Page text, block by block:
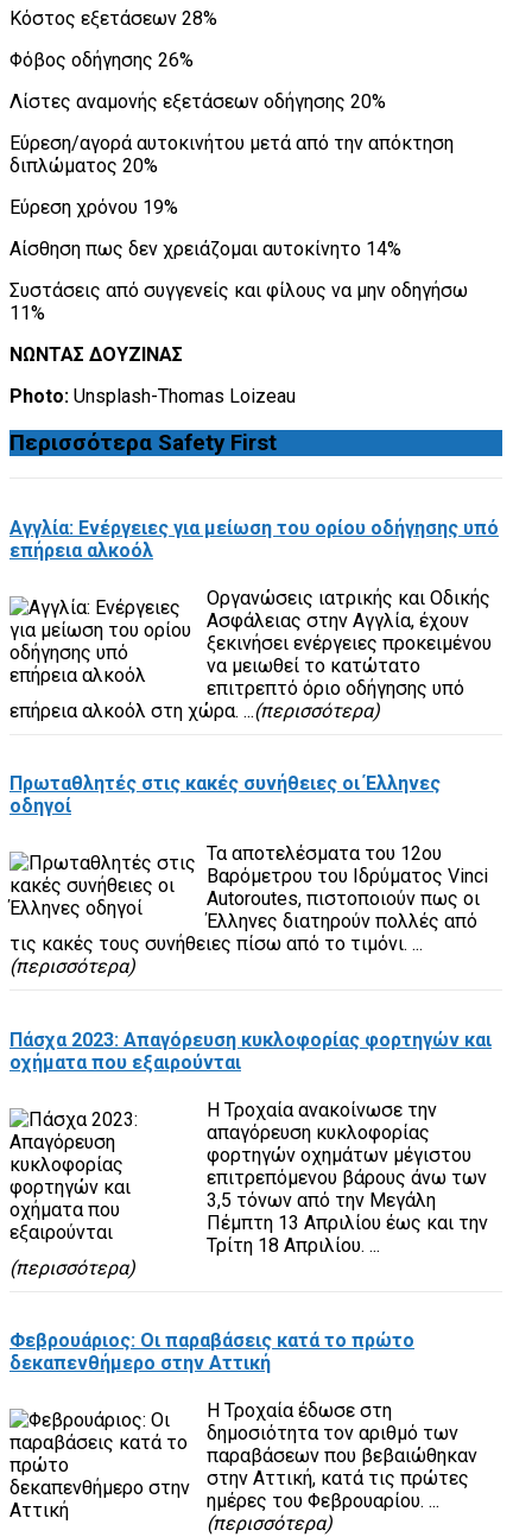
Κόστος εξετάσεων 28%
Φόβος οδήγησης 26%
Λίστες αναμονής εξετάσεων οδήγησης 20%
Εύρεση/αγορά αυτοκινήτου μετά από την απόκτηση
διπλώματος 20%
Εύρεση χρόνου 19%
Αίσθηση πως δεν χρειάζομαι αυτοκίνητο 14%
Συστάσεις από συγγενείς και φίλους να μην οδηγήσω
11%
ΝΩΝΤΑΣ ΔΟΥΖΙΝΑΣ
Photo: Unsplash-Thomas Loizeau
Περισσότερα Safety First
Αγγλία: Ενέργειες για μείωση του ορίου οδήγησης υπό
επήρεια αλκοόλ
Οργανώσεις ιατρικής και Οδικής
Ασφάλειας στην Αγγλία, έχουν
ξεκινήσει ενέργειες προκειμένου
να μειωθεί το κατώτατο
επιτρεπτό όριο οδήγησης υπό
επήρεια αλκοόλ στη χώρα. ...(περισσότερα)
Πρωταθλητές στις κακές συνήθειες οι Έλληνες
οδηγοί
Τα αποτελέσματα του 12ου
Βαρόμετρου του Ιδρύματος Vinci
Autoroutes, πιστοποιούν πως οι
Έλληνες διατηρούν πολλές από
τις κακές τους συνήθειες πίσω από το τιμόνι. ...
(περισσότερα)
Πάσχα 2023: Απαγόρευση κυκλοφορίας φορτηγών και
οχήματα που εξαιρούνται
Η Τροχαία ανακοίνωσε την
απαγόρευση κυκλοφορίας
φορτηγών οχημάτων μέγιστου
επιτρεπόμενου βάρους άνω των
3,5 τόνων από την Μεγάλη
Πέμπτη 13 Απριλίου έως και την
Τρίτη 18 Απριλίου. ...
(περισσότερα)
Φεβρουάριος: Οι παραβάσεις κατά το πρώτο
δεκαπενθήμερο στην Αττική
Η Τροχαία έδωσε στη
δημοσιότητα τον αριθμό των
παραβάσεων που βεβαιώθηκαν
στην Αττική, κατά τις πρώτες
ημέρες του Φεβρουαρίου. ...
(περισσότερα)